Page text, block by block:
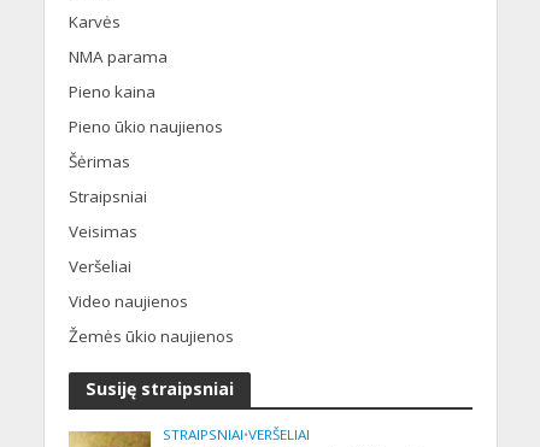
Karvės
NMA parama
Pieno kaina
Pieno ūkio naujienos
Šėrimas
Straipsniai
Veisimas
Veršeliai
Video naujienos
Žemės ūkio naujienos
Susiję straipsniai
STRAIPSNIAI•VERŠELIAI